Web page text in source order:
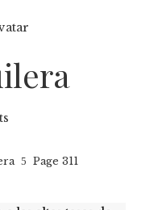
Page 311